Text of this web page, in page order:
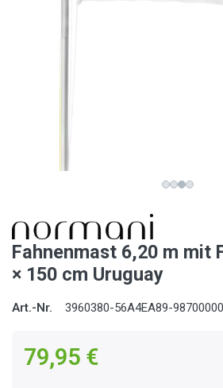
Fahnenmast 6,20 m mit
× 150 cm Uruguay
Art.-Nr. 3960380-56A4EA89-
79,95 €